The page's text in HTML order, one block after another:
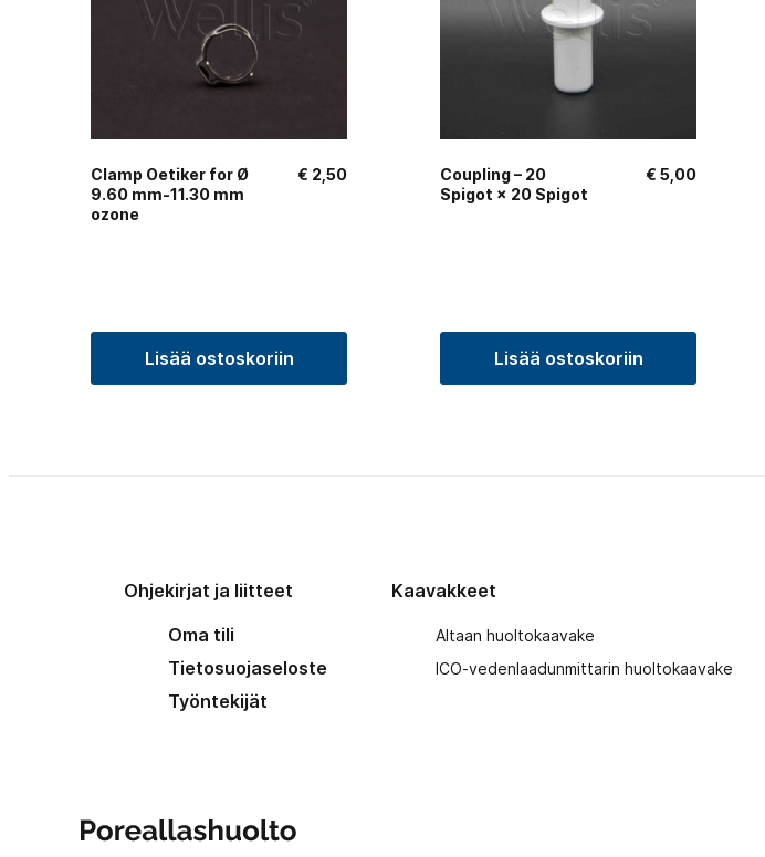
Clamp Oetiker for Ø
9.60 mm-11.30 mm
ozone
€ 2,50
Lisää ostoskoriin
Coupling – 20
Spigot × 20 Spigot
€ 5,00
Lisää ostoskoriin
Ohjekirjat ja liitteet
Oma tili
Tietosuojaseloste
Työntekijät
Kaavakkeet
Altaan huoltokaavake
ICO-vedenlaadunmittarin huoltokaavake
Poreallashuolto